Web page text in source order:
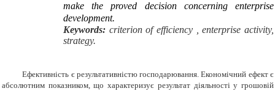
make the proved decision concerning enterprise
development.
Keywords: criterion of efficiency , enterprise activity,
strategy.
Ефективність є результативністю господарювання. Економічний ефект є
абсолютним показником, що характеризує результат діяльності у грошовій